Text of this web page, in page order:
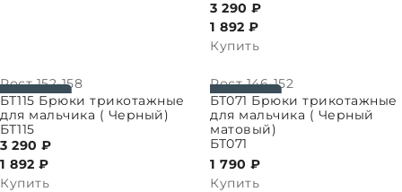
3 290 ₽
1 892 ₽
Купить
Рост 152-158
БТ115 Брюки трикотажные
для мальчика ( Черный)
БТ115
3 290 ₽
1 892 ₽
Купить
Рост 146-152
ВЫБРАТЬ ПАРАМЕТРЫБТ071 Брюки трикотажные
для мальчика ( Черный
матовый)
БТ071
1 790 ₽
Купить